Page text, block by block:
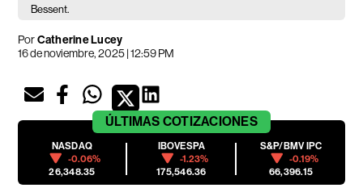
Bessent.
PorCatherine Lucey
16 de noviembre, 2025 | 12:59 PM
ÚLTIMAS COTIZACIONES
NASDAQ
-0.06%
26,348.35
IBOVESPA
-1.23%
175,546.36
S&P/BMV IPC
-0.19%
66,396.15